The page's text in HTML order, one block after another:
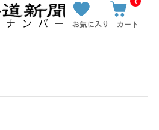
お気に入り カート